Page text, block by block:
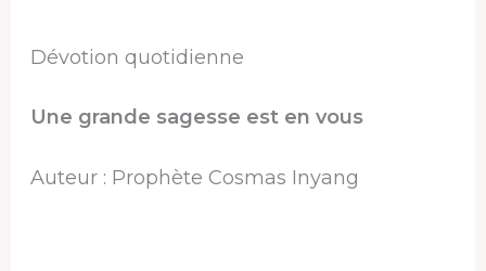
Dévotion quotidienne
Une grande sagesse est en vous
Auteur : Prophète Cosmas Inyang